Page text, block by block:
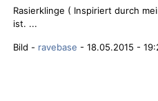
Rasierklinge ( Inspiriert durch
ist. ...
Bild - ravebase - 18.05.2015 -